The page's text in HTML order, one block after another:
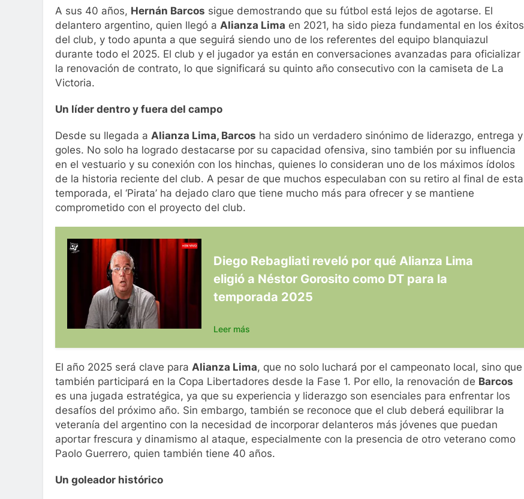
A sus 40 años, Hernán Barcos sigue demostrando que su fútbol está lejos de agotarse. El
delantero argentino, quien llegó a Alianza Lima en 2021, ha sido pieza fundamental en los éxitos
del club, y todo apunta a que seguirá siendo uno de los referentes del equipo blanquiazul
durante todo el 2025. El club y el jugador ya están en conversaciones avanzadas para oficializar
la renovación de contrato, lo que significará su quinto año consecutivo con la camiseta de La
Victoria.
Un líder dentro y fuera del campo
Desde su llegada a Alianza Lima, Barcos ha sido un verdadero sinónimo de liderazgo, entrega y
goles. No solo ha logrado destacarse por su capacidad ofensiva, sino también por su influencia
en el vestuario y su conexión con los hinchas, quienes lo consideran uno de los máximos ídolos
de la historia reciente del club. A pesar de que muchos especulaban con su retiro al final de esta
temporada, el ‘Pirata’ ha dejado claro que tiene mucho más para ofrecer y se mantiene
comprometido con el proyecto del club.
Diego Rebagliati reveló por qué Alianza Lima
eligió a Néstor Gorosito como DT para la
temporada 2025
Leer más
El año 2025 será clave para Alianza Lima, que no solo luchará por el campeonato local, sino que
también participará en la Copa Libertadores desde la Fase 1. Por ello, la renovación de Barcos
es una jugada estratégica, ya que su experiencia y liderazgo son esenciales para enfrentar los
desafíos del próximo año. Sin embargo, también se reconoce que el club deberá equilibrar la
veteranía del argentino con la necesidad de incorporar delanteros más jóvenes que puedan
aportar frescura y dinamismo al ataque, especialmente con la presencia de otro veterano como
Paolo Guerrero, quien también tiene 40 años.
Un goleador histórico